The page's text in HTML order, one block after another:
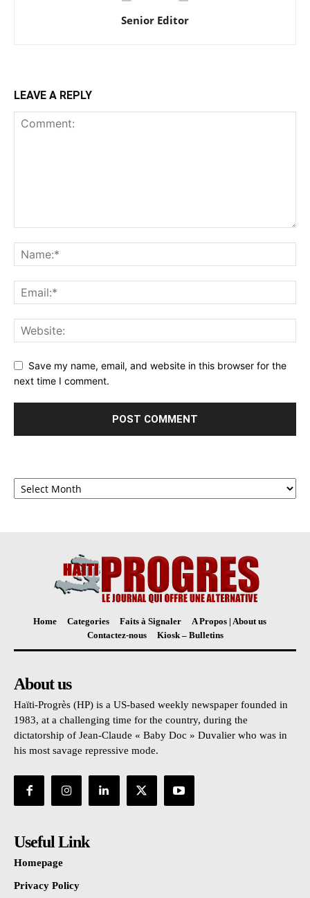
Senior Editor
LEAVE A REPLY
Save my name, email, and website in this browser for the
next time I comment.
Archives
Home Categories Faits à Signaler
A Propos | About us
Contactez-nous
Kiosk – Bulletins
About us
Haïti-Progrès (HP) is a US-based weekly newspaper founded in
1983, at a challenging time for the country, during the
dictatorship of Jean-Claude « Baby Doc » Duvalier who was in
his most savage repressive mode.
Useful Link
Homepage
Privacy Policy